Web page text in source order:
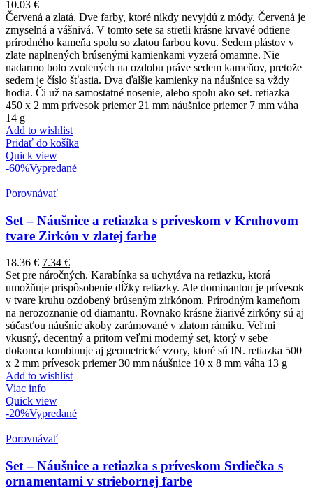
10.03 €
Červená a zlatá. Dve farby, ktoré nikdy nevyjdú z módy. Červená je
zmyselná a vášnivá. V tomto sete sa stretli krásne krvavé odtiene
prírodného kameňa spolu so zlatou farbou kovu. Sedem plástov v
zlate naplnených brúsenými kamienkami vyzerá omamne. Nie
nadarmo bolo zvolených na ozdobu práve sedem kameňov, pretože
sedem je číslo šťastia. Dva ďalšie kamienky na náušnice sa vždy
hodia. Či už na samostatné nosenie, alebo spolu ako set. retiazka
450 x 2 mm prívesok priemer 21 mm náušnice priemer 7 mm váha
14 g
Add to wishlist
Pridať do košíka
Quick view
-60%Vypredané
Porovnávať
Set – Náušnice a retiazka s príveskom v Kruhovom
tvare Zirkón v zlatej farbe
18.36€ 7.34 €
Set pre náročných. Karabínka sa uchytáva na retiazku, ktorá
umožňuje prispôsobenie dĺžky retiazky. Ale dominantou je prívesok
v tvare kruhu ozdobený brúseným zirkónom. Prírodným kameňom
na nerozoznanie od diamantu. Rovnako krásne žiarivé zirkóny sú aj
súčasťou náušníc akoby zarámované v zlatom rámiku. Veľmi
vkusný, decentný a pritom veľmi moderný set, ktorý v sebe
dokonca kombinuje aj geometrické vzory, ktoré sú IN. retiazka 500
x 2 mm prívesok priemer 30 mm náušnice 10 x 8 mm váha 13 g
Add to wishlist
Viac info
Quick view
-20%Vypredané
Porovnávať
Set – Náušnice a retiazka s príveskom Srdiečka s
ornamentami v striebornej farbe